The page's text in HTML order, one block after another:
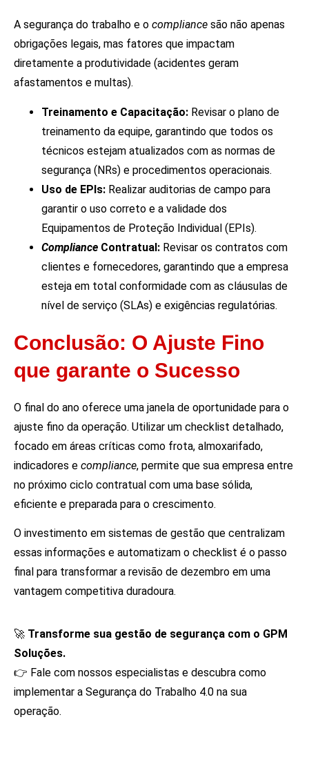
A segurança do trabalho e o compliance são não apenas
obrigações legais, mas fatores que impactam
diretamente a produtividade (acidentes geram
afastamentos e multas).
Treinamento e Capacitação: Revisar o plano de
treinamento da equipe, garantindo que todos os
técnicos estejam atualizados com as normas de
segurança (NRs) e procedimentos operacionais.
Uso de EPIs: Realizar auditorias de campo para
garantir o uso correto e a validade dos
Equipamentos de Proteção Individual (EPIs).
Compliance Contratual: Revisar os contratos com
clientes e fornecedores, garantindo que a empresa
esteja em total conformidade com as cláusulas de
nível de serviço (SLAs) e exigências regulatórias.
Conclusão: O Ajuste Fino
que garante o Sucesso
O final do ano oferece uma janela de oportunidade para o
ajuste fino da operação. Utilizar um checklist detalhado,
focado em áreas críticas como frota, almoxarifado,
indicadores e compliance, permite que sua empresa entre
no próximo ciclo contratual com uma base sólida,
eficiente e preparada para o crescimento.
O investimento em sistemas de gestão que centralizam
essas informações e automatizam o checklist é o passo
final para transformar a revisão de dezembro em uma
vantagem competitiva duradoura.
🚀 Transforme sua gestão de segurança com o GPM
Soluções.
👉 Fale com nossos especialistas e descubra como
implementar a Segurança do Trabalho 4.0 na sua
operação.